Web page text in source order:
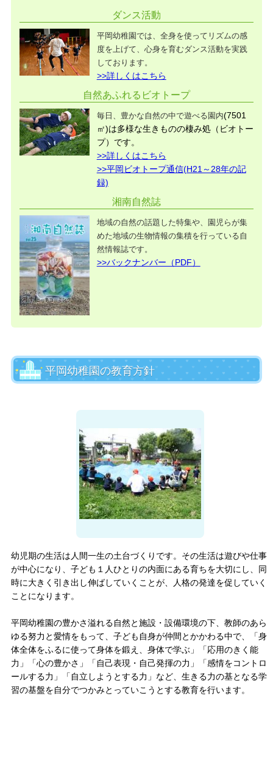
ダンス活動
平岡幼稚園では、全身を使ってリズムの感
度を上げて、心身を育むダンス活動を実践
しております。
>>詳しくはこちら
自然あふれるビオトープ
毎日、豊かな自然の中で遊べる園内(7501
㎡)は多様な生きものの棲み処（ビオトー
プ）です。
>>詳しくはこちら
>>平岡ビオトープ通信(H21～28年の記
録)
湘南自然誌
地域の自然の話題した特集や、園児らが集
めた地域の生物情報の集積を行っている自
然情報誌です。
>>バックナンバー（PDF）
平岡幼稚園の教育方針
幼児期の生活は人間一生の土台づくりです。その生活は遊びや仕事
が中心になり、子ども１人ひとりの内面にある育ちを大切にし、同
時に大きく引き出し伸ばしていくことが、人格の発達を促していく
ことになります。
平岡幼稚園の豊かさ溢れる自然と施設・設備環境の下、教師のあら
ゆる努力と愛情をもって、子ども自身が仲間とかかわる中で、「身
体全体をふるに使って身体を鍛え、身体で学ぶ」「応用のきく能
力」「心の豊かさ」「自己表現・自己発揮の力」「感情をコントロ
ールする力」「自立しようとする力」など、生きる力の基となる学
習の基盤を自分でつかみとっていこうとする教育を行います。